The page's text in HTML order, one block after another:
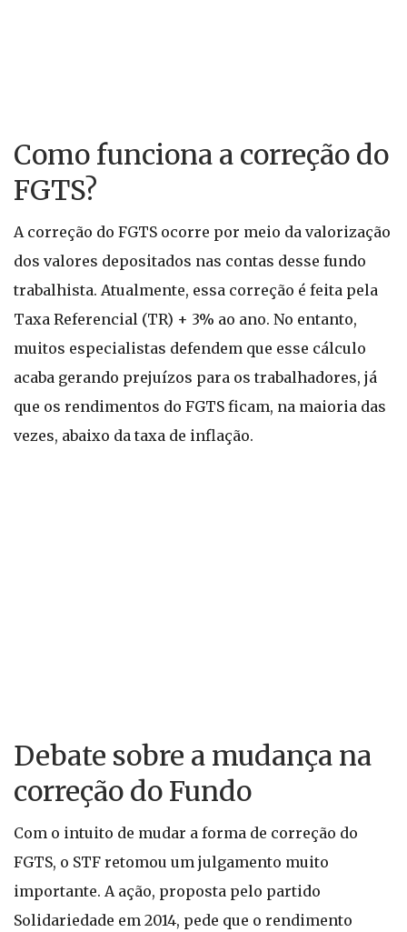
Como funciona a correção do
FGTS?
A correção do FGTS ocorre por meio da valorização
dos valores depositados nas contas desse fundo
trabalhista. Atualmente, essa correção é feita pela
Taxa Referencial (TR) + 3% ao ano. No entanto,
muitos especialistas defendem que esse cálculo
acaba gerando prejuízos para os trabalhadores, já
que os rendimentos do FGTS ficam, na maioria das
vezes, abaixo da taxa de inflação.
Debate sobre a mudança na
correção do Fundo
Com o intuito de mudar a forma de correção do
FGTS, o STF retomou um julgamento muito
importante. A ação, proposta pelo partido
Solidariedade em 2014, pede que o rendimento